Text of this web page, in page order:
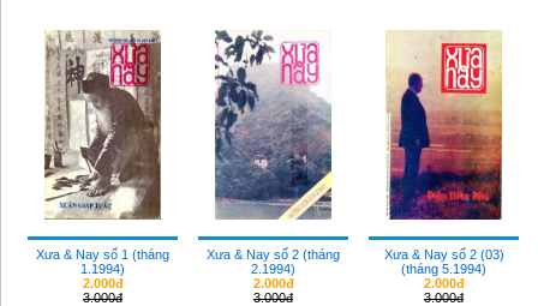
Xưa & Nay số 1 (tháng
1.1994)
2.000đ
3.000đ
Xưa & Nay số 2 (tháng
2.1994)
2.000đ
3.000đ
Xưa & Nay số 2 (03)
(tháng 5.1994)
2.000đ
3.000đ